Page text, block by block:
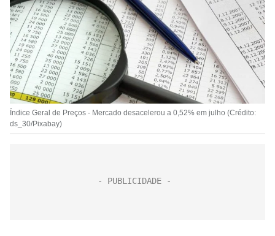
Índice Geral de Preços - Mercado desacelerou a 0,52% em julho (Crédito:
ds_30/Pixabay)